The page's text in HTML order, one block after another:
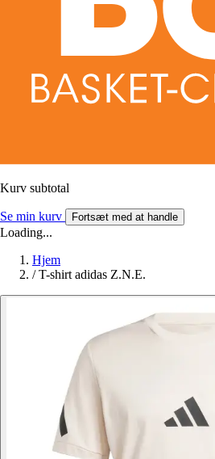
Kurv subtotal
Se min kurv Fortsæt med at handle
Loading...
Hjem
/ T-shirt adidas Z.N.E.